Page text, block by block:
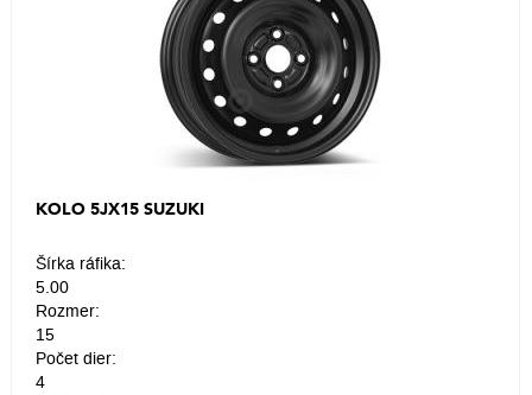
KOLO 5JX15 SUZUKI
Šírka ráfika:
5.00
Rozmer:
15
Počet dier:
4